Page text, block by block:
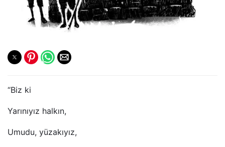
“Biz ki
Yarınıyız halkın,
Umudu, yüzakıyız,